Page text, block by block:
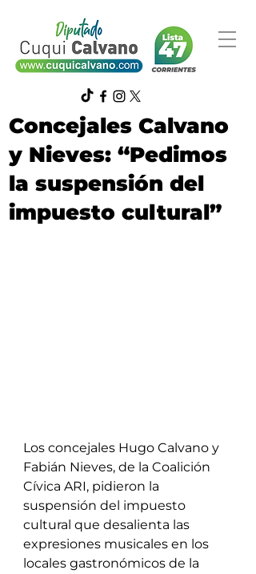
Concejales Calvano
y Nieves: “Pedimos
la suspensión del
impuesto cultural”
Los concejales Hugo Calvano y
Fabián Nieves, de la Coalición
Cívica ARI, pidieron la
suspensión del impuesto
cultural que desalienta las
expresiones musicales en los
locales gastronómicos de la